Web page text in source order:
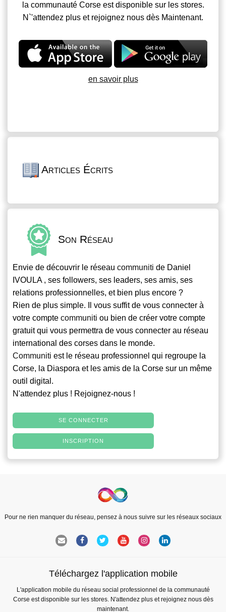
la communauté Corse est disponible sur les stores.
N`'attendez plus et rejoignez nous dès Maintenant.
en savoir plus
Articles Écrits
Son Réseau
Envie de découvrir le réseau communiti de Daniel
IVOULA , ses followers, ses leaders, ses amis, ses
relations professionnelles, et bien plus encore ?
Rien de plus simple. Il vous suffit de vous connecter à
votre compte communiti ou bien de créer votre compte
gratuit qui vous permettra de vous connecter au réseau
international des corses dans le monde.
Communiti est le réseau professionnel qui regroupe la
Corse, la Diaspora et les amis de la Corse sur un même
outil digital.
N'attendez plus ! Rejoignez-nous !
SE CONNECTER
INSCRIPTION
Pour ne rien manquer du réseau, pensez à nous suivre sur les réseaux sociaux
Téléchargez l'application mobile
L'application mobile du réseau social professionnel de la communauté
Corse est disponible sur les stores. N'attendez plus et rejoignez nous dès
maintenant.